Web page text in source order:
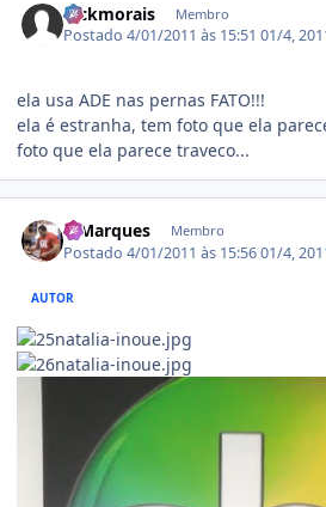
hickmorais Membro
Postado4/01/2011 às 15:5101/4,
ela usa ADE nas pernas FATO!!!
ela é estranha, tem foto que ela
foto que ela parece traveco...
MMarques Membro
Postado4/01/2011 às 15:5601/4,
AUTOR